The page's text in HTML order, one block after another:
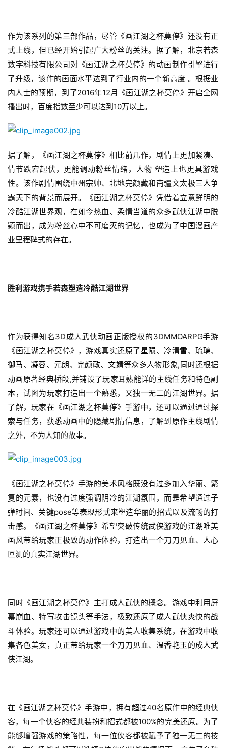
首
页
游
原
创
游
戏
业
机
游
戏
单
机
休
闲
游
作为该系列的第三部作品，尽管《画江湖之杯莫停》还没有正
式上线，但已经开始引起广大粉丝的关注。据了解，北京若森
数字科技有限公司对《画江湖之杯莫停》的动画制作引擎进行
了升级，该作的画面水平达到了行业内的一个新高度 。根据业
内人士的预期，到了2016年12月《画江湖之杯莫停》开启全网
播出时，百度指数至少可以达到10万以上。
据了解，《画江湖之杯莫停》相比前几作，剧情上更加紧凑、
情节跌宕起伏，更能调动粉丝情绪，人物 塑造上也更具游戏
性。该作剧情围绕中州宗帅、北地完颜藏和南疆文太极三人争
霸天下的背景而展开。《画江湖之杯莫停》凭借着立意鲜明的
冷酷江湖世界观，在如今热血、柔情当道的众多武侠江湖中脱
颖而出，成为粉丝心中不可磨灭的记忆，也成为了中国漫画产
业里程碑式的存在。
胜利游戏携手若森塑造冷酷江湖世界
作为获得知名3D成人武侠动画正版授权的3DMMOARPG手游
《画江湖之杯莫停》，游戏真实还原了 星陨、 冷清雪、 琉璃、
御马、凝蓉、元朗 、完颜政、文婧等众多人物形象,同时还根据
动画原著经典桥段,并铺设了玩家耳熟能详的主线任务和特色副
本，试图为玩家打造出一个熟悉，又独一无二的江湖世界。据
了解，玩家在《画江湖之杯莫停》手游中，还可以通过通过探
索与任务，获悉动画中的隐藏剧情信息，了解到原作主线剧情
之外，不为人知的故事。
《画江湖之杯莫停》手游的美术风格既没有过多加入华丽、繁
复的元素，也没有过度强调阴冷的江湖氛围，而是希望通过子
弹时间、关键pose等表现形式来塑造华丽的招式以及流畅的打
击感。《画江湖之杯莫停》希望突破传统武侠游戏的江湖唯美
画风带给玩家正极致的动作体验，打造出一个刀刀见血、人心
叵测的真实江湖世界。
同时《画江湖之杯莫停》主打成人武侠的概念。游戏中利用屏
幕崩血、特写攻击镜头等手法，极致还原了成人武侠爽快的战
斗体验。玩家还可以通过游戏中的美人收集系统，在游戏中收
集各色美女，真正带给玩家一个刀刀见血、温香艳玉的成人武
侠江湖。
在《画江湖之杯莫停》手游中，拥有超过40名原作中的经典侠
客，每一个侠客的经典装扮和招式都被100%的完美还原。为了
能够增强游戏的策略性，每一位侠客都被赋予了独一无二的技